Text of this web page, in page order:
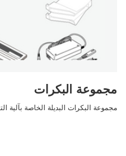
مجموعة البكرات
مجموعة البكرات البديلة الخاصة بآلية